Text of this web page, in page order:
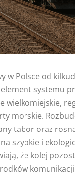
w Polsce od
systemu
wielkomiejskie,
morskie.
tabor oraz
szybkie i
że kolej